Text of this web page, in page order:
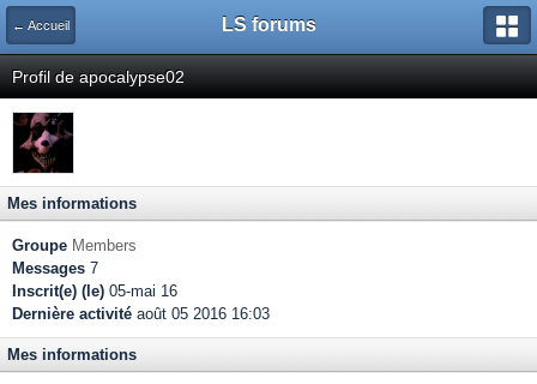
← Accueil LS forums
Profil de apocalypse02
Mes informations
Groupe Members
Messages 7
Inscrit(e) (le) 05-mai 16
Dernière activité août 05 2016 16:03
Mes informations